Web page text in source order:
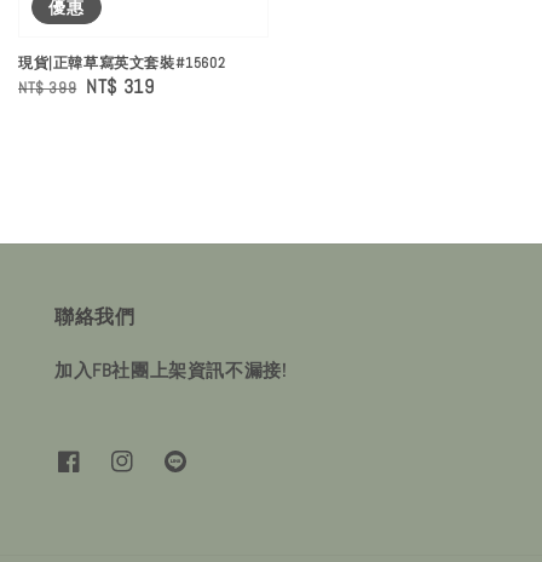
優惠
現貨|正韓草寫英文套裝#15602
Regular
NT$ 399 Sale
NT$ 319
聯絡我們
加入FB社團上架資訊不漏接!